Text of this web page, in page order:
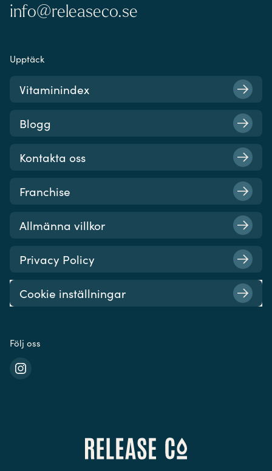
info@releaseco.se
Upptäck
Vitaminindex
Blogg
Kontakta oss
Franchise
Allmänna villkor
Privacy Policy
Cookie inställningar
Följ oss